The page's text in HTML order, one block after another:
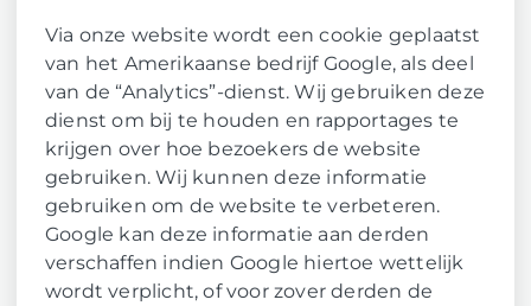
Via onze website wordt een cookie geplaatst
van het Amerikaanse bedrijf Google, als deel
van de “Analytics”-dienst. Wij gebruiken deze
dienst om bij te houden en rapportages te
krijgen over hoe bezoekers de website
gebruiken. Wij kunnen deze informatie
gebruiken om de website te verbeteren.
Google kan deze informatie aan derden
verschaffen indien Google hiertoe wettelijk
wordt verplicht, of voor zover derden de